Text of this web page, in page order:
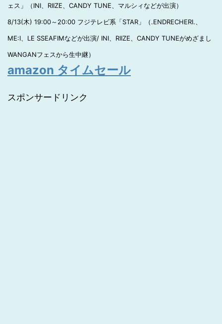
ェス」（INI、RIIZE、CANDY TUNE、マルシィなどが出演）
8/13(木) 19:00～20:00 フジテレビ系「STAR」（.ENDRECHERI.、
ME:I、LE SSEAFIMなどが出演/ INI、RIIZE、CANDY TUNEがめざまし
WANGANフェスから生中継）
amazon タイムセール
スポンサードリンク